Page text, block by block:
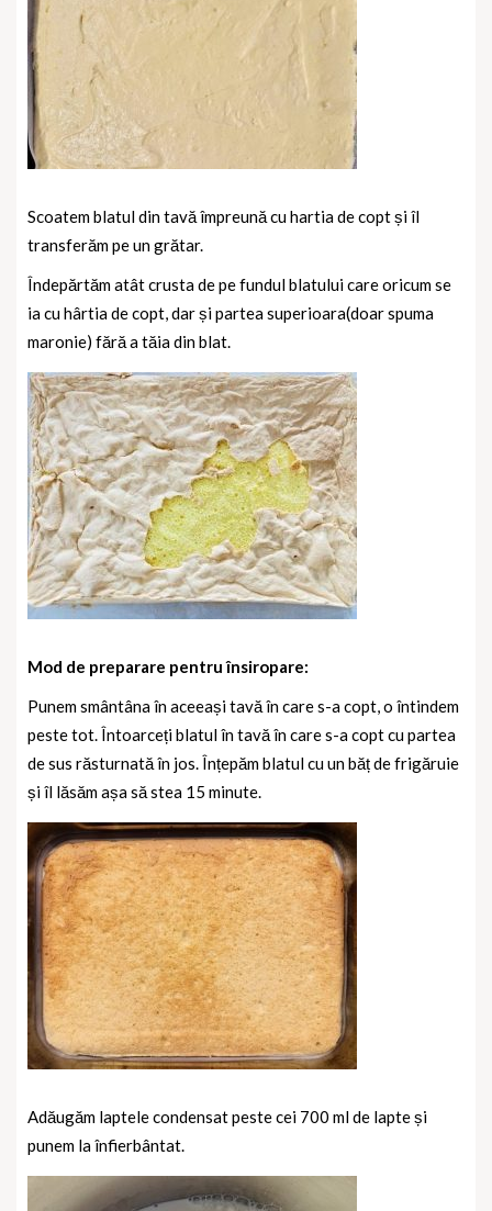
Scoatem blatul din tavă împreună cu hartia de copt și îl
transferăm pe un grătar.
Îndepărtăm atât crusta de pe fundul blatului care oricum se
ia cu hârtia de copt, dar și partea superioara(doar spuma
maronie) fără a tăia din blat.
Mod de preparare pentru însiropare:
Punem smântâna în aceeași tavă în care s-a copt, o întindem
peste tot. Întoarceți blatul în tavă în care s-a copt cu partea
de sus răsturnată în jos. Înțepăm blatul cu un băț de frigăruie
și îl lăsăm așa să stea 15 minute.
Adăugăm laptele condensat peste cei 700 ml de lapte și
punem la înfierbântat.